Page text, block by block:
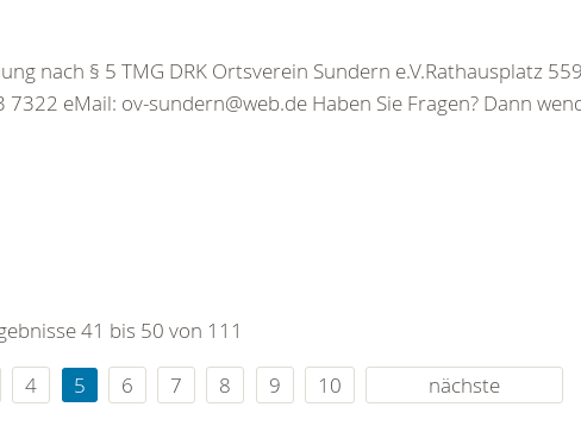
nach § 5 TMG DRK Ortsverein Sundern e.V.Rathausplatz
eMail: ov-sundern@web.de Haben Sie Fragen? Dann
41 bis 50 von 111
4 5 6 7 8 9 10 nächste